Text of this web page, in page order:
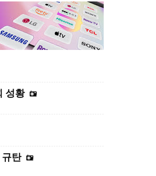
성황
탄